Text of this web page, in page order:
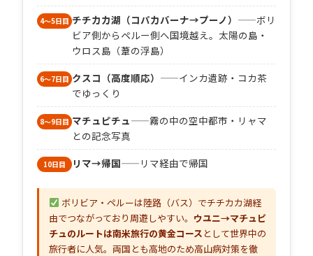
4〜5日目 チチカカ湖（コパカバーナ→プーノ） ——ボリ
ビア側からペルー側へ国境越え。太陽の島・
ウロス島（葦の浮島）
6〜7日目 クスコ（高度順応） ——インカ遺跡・コカ茶
でゆっくり
8〜9日目 マチュピチュ——霧の中の空中都市・リャマ
との記念写真
10日目 リマ→帰国——リマ経由で帰国
ボリビア・ペルーは陸路（バス）でチチカカ湖経
由でつながっており周遊しやすい。 ウユニ→マチュピ
チュのルートは南米旅行の黄金コース として世界中の
旅行者に人気。両国とも高地のため高山病対策を徹